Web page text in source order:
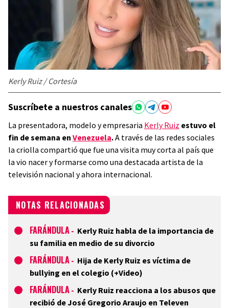
Kerly Ruiz / Cortesía
Suscríbete a nuestros canales
La presentadora, modelo y empresaria Kerly Ruiz estuvo el
fin de semana en Venezuela.A través de las redes sociales
la criolla compartió que fue una visita muy corta al país que
la vio nacer y formarse como una destacada artista de la
televisión nacional y ahora internacional.
NOTAS RELACIONADAS
FARÁNDULA - Kerly Ruiz habla de la importancia de
su familia en medio de su divorcio
FARÁNDULA - Hija de Kerly Ruiz es víctima de
bullying en el colegio (+Video)
FARÁNDULA - Kerly Ruiz reacciona a los abusos que
recibió de José Gregorio Araujo en Televen